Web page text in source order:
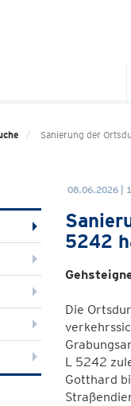
Sanierung der
08.06.2026 |
5242
Die
L 5242
Gotthard